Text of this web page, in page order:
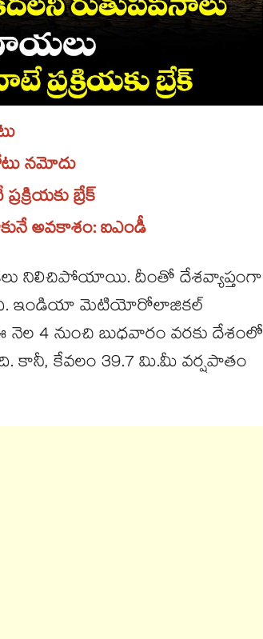
నమోదు
బ్రేక్
అవకాశం: ఐఎండీ
నిలిచిపోయాయి. దీంతో దేశవ్యాప్తంగా
ఇండియా మెటియోరోలాజికల్
4 నుంచి బుధవారం వరకు దేశంలో
కానీ, కేవలం 39.7 మి.మీ వర్షపాతం